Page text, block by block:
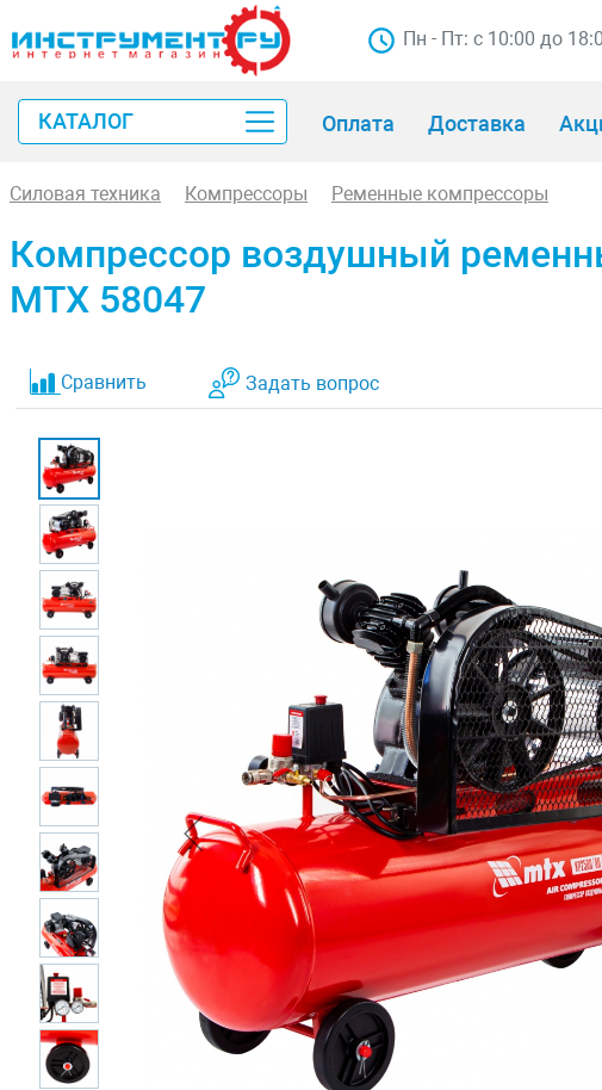
Пн - Пт: с 10:00 до
КАТАЛОГ Оплата Доставка
Силовая техника Компрессоры Ременные компрессоры
Компрессор воздушный
МТХ 58047
Сравнить Задать вопрос